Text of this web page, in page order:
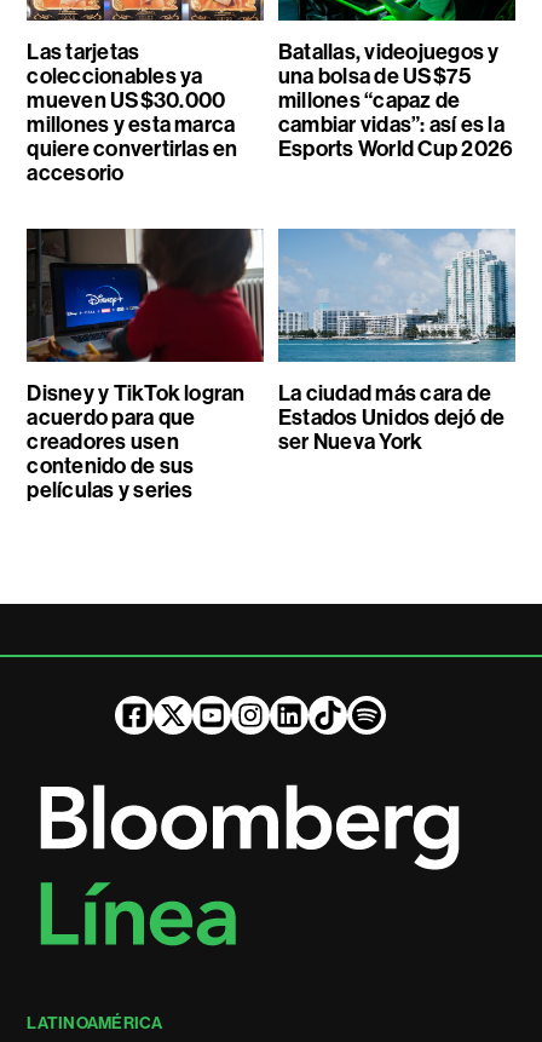
Las tarjetas
coleccionables ya
mueven US$30.000
millones y esta marca
quiere convertirlas en
accesorio
Batallas, videojuegos y
una bolsa de US$75
millones “capaz de
cambiar vidas”: así es la
Esports World Cup 2026
Disney y TikTok logran
acuerdo para que
creadores usen
contenido de sus
películas y series
La ciudad más cara de
Estados Unidos dejó de
ser Nueva York
LATINOAMÉRICA